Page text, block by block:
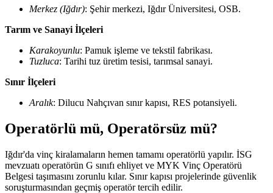
Merkez (Iğdır): Şehir merkezi, Iğdır Üniversitesi, OSB.
Tarım ve Sanayi İlçeleri
Karakoyunlu: Pamuk işleme ve tekstil fabrikası.
Tuzluca: Tarihi tuz üretim tesisi, tarımsal sanayi.
Sınır İlçeleri
Aralık: Dilucu Nahçıvan sınır kapısı, RES potansiyeli.
Operatörlü mü, Operatörsüz mü?
Iğdır'da vinç kiralamaların hemen tamamı operatörlü yapılır. İSG
mevzuatı operatörün G sınıfı ehliyet ve MYK Vinç Operatörü
Belgesi taşımasını zorunlu kılar. Sınır kapısı projelerinde güvenlik
soruşturmasından geçmiş operatör tercih edilir.